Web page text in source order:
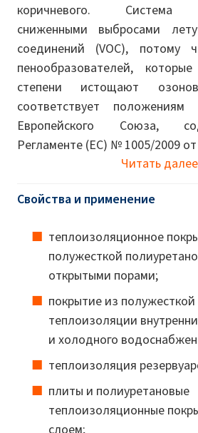
коричневого. Система
сниженными выбросами
соединений (VOC), потому
пенообразователей,
степени истощают
соответствует положениям
Европейского Союза,
Регламенте (ЕС) № 1005/2009 от
Читать далее
Свойства и применение
теплоизоляционное
полужесткой
открытыми порами;
покрытие из
теплоизоляции
и холодного
теплоизоляция
плиты и полиуретановые
теплоизоляционные
слоем;